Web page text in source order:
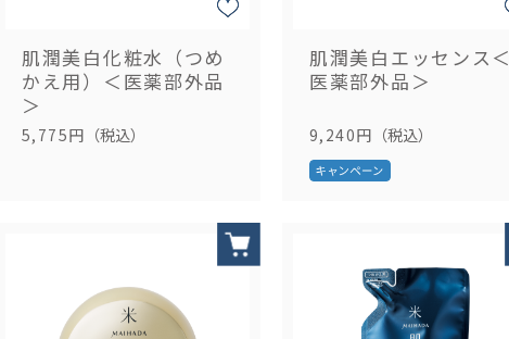
肌潤美白化粧水（つめ
かえ用）＜医薬部外品
＞
5,775円 （税込）
肌潤美白エッセンス＜
医薬部外品＞
9,240円 （税込）